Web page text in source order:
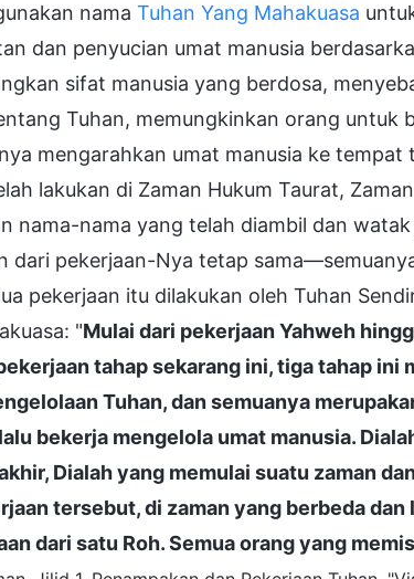
nama Tuhan Yang Mahakuasa
dan penyucian umat manusia
sifat manusia yang berdosa,
Tuhan, memungkinkan orang untuk
mengarahkan umat manusia ke tempat
lakukan di Zaman Hukum Taurat,
nama-nama yang telah diambil dan
dari pekerjaan-Nya tetap
pekerjaan itu dilakukan oleh Tuhan
"Mulai dari pekerjaan Yahweh
tahap sekarang ini, tiga tahap ini
Tuhan, dan semuanya
bekerja mengelola umat manusia.
Dialah yang memulai suatu zaman
tersebut, di zaman yang berbeda dan
dari satu Roh. Semua orang yang